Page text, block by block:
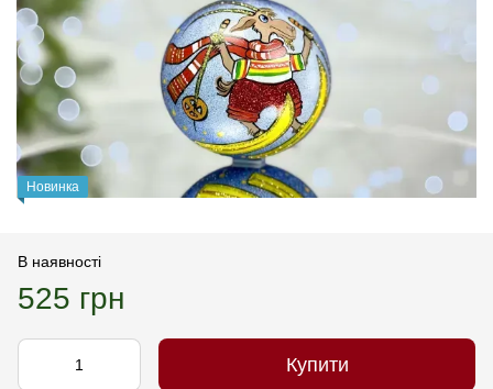
Новинка
В наявності
525 грн
Купити